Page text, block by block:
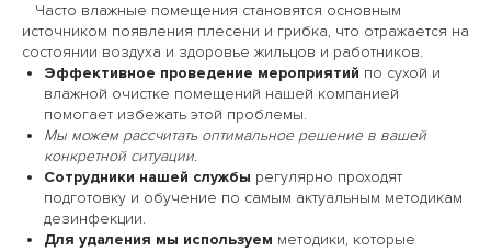
Часто влажные помещения становятся основным
источником появления плесени и грибка, что отражается на
состоянии воздуха и здоровье жильцов и работников.
Эффективное проведение мероприятий по сухой и
влажной очистке помещений нашей компанией
помогает избежать этой проблемы.
Мы можем рассчитать оптимальное решение в вашей
конкретной ситуации.
Сотрудники нашей службы регулярно проходят
подготовку и обучение по самым актуальным методикам
дезинфекции.
Для удаления мы используем методики, которые